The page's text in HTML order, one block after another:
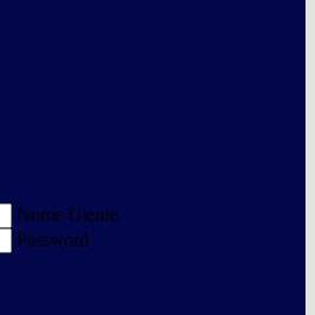
Nome Utente
Password